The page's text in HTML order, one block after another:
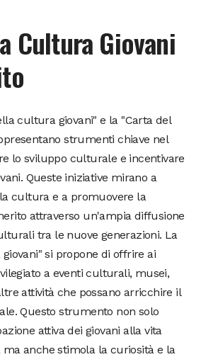
Cultura Giovani
cultura giovani" e la "Carta del
strumenti chiave nel
lo sviluppo culturale e incentivare
Queste iniziative mirano a
cultura e a promuovere la
attraverso un'ampia diffusione
tra le nuove generazioni. La
si propone di offrire ai
a eventi culturali, musei,
attività che possano arricchire il
Questo strumento non solo
attiva dei giovani alla vita
anche stimola la curiosità e la